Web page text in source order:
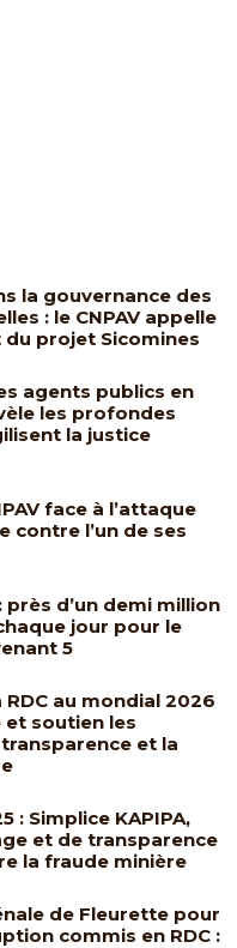
la gouvernance des
: le CNPAV appelle
projet Sicomines
agents publics en
les profondes
la justice
face à l’attaque
contre l’un de ses
d’un demi million
jour pour le
5
au mondial 2026
et soutien les
et la
: Simplice KAPIPA,
et de transparence
la fraude minière
de Fleurette pour
commis en RDC :